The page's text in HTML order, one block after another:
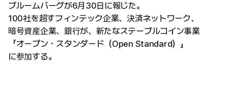
ブルームバーグが6月30日に報じた。
100社を超すフィンテック企業、決済ネットワーク、
暗号資産企業、銀行が、新たなステーブルコイン事業
「オープン・スタンダード（Open Standard）」
に参加する。